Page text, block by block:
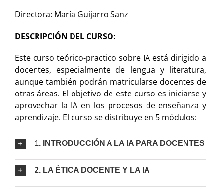
Directora: María Guijarro Sanz
DESCRIPCIÓN DEL CURSO:
Este curso teórico-practico sobre IA está dirigido a
docentes, especialmente de lengua y literatura,
aunque también podrán matricularse docentes de
otras áreas. El objetivo de este curso es iniciarse y
aprovechar la IA en los procesos de enseñanza y
aprendizaje. El curso se distribuye en 5 módulos:
1. INTRODUCCIÓN A LA IA PARA DOCENTES
2. LA ÉTICA DOCENTE Y LA IA